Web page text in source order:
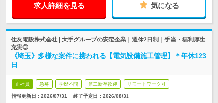
求人詳細を見る 気になる
住友電設株式会社 | 大手グループの安定企業｜週休2日制｜手当・福利厚生
充実◎
《埼玉》多様な案件に携われる【電気設備施工管理】＊年休123
日
正社員 急募 学歴不問 第二新卒歓迎 リモートワーク可
情報更新日：2026/07/31 終了予定日： 2026/08/31